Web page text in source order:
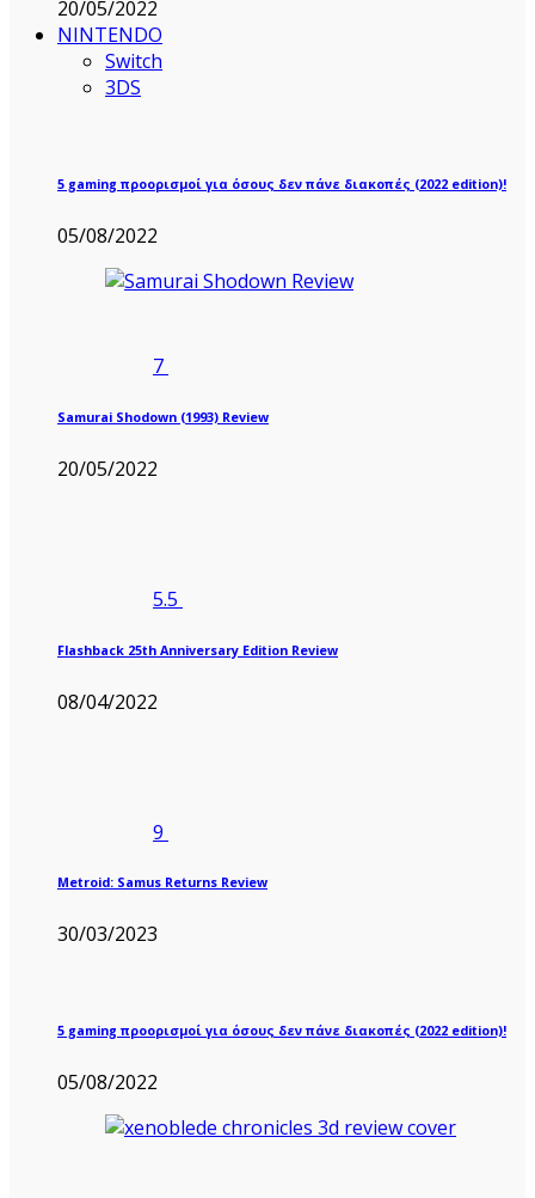
20/05/2022
NINTENDO
Switch
3DS
5 gaming προορισμοί για όσους δεν πάνε διακοπές (2022 edition)!
05/08/2022
7
Samurai Shodown (1993) Review
20/05/2022
5.5
Flashback 25th Anniversary Edition Review
08/04/2022
9
Metroid: Samus Returns Review
30/03/2023
5 gaming προορισμοί για όσους δεν πάνε διακοπές (2022 edition)!
05/08/2022